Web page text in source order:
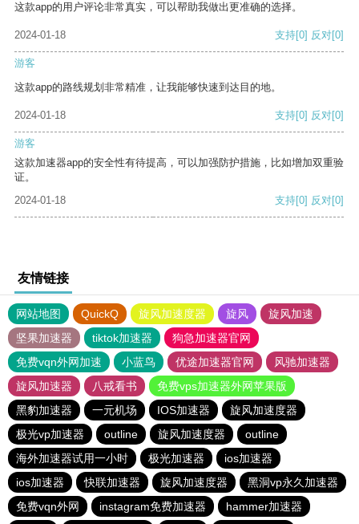
这款app的用户评论非常真实，可以帮助我做出更准确的选择。
2024-01-18 支持[0] 反对[0]
游客
这款app的路线规划非常精准，让我能够快速到达目的地。
2024-01-18 支持[0] 反对[0]
游客
这款加速器app的安全性有待提高，可以加强防护措施，比如增加双重验
证。
2024-01-18
支持[0] 反对[0]
友情链接
网站地图 QuickQ 旋风加速度器 旋风
旋风加速
坚果加速器
tiktok加速器
狗急加速器官网
免费vqn外网加速
小蓝鸟 优途加速器官网
风驰加速器
旋风加速器
八戒看书
免费vps加速器外网苹果版
黑豹加速器
一元机场 IOS加速器
旋风加速度器
极光vp加速器
outline 旋风加速度器
outline
海外加速器试用一小时
极光加速器
ios加速器
ios加速器
快联加速器 旋风加速度器
黑洞vp永久加速器
免费vqn外网
instagram免费加速器 hammer加速器